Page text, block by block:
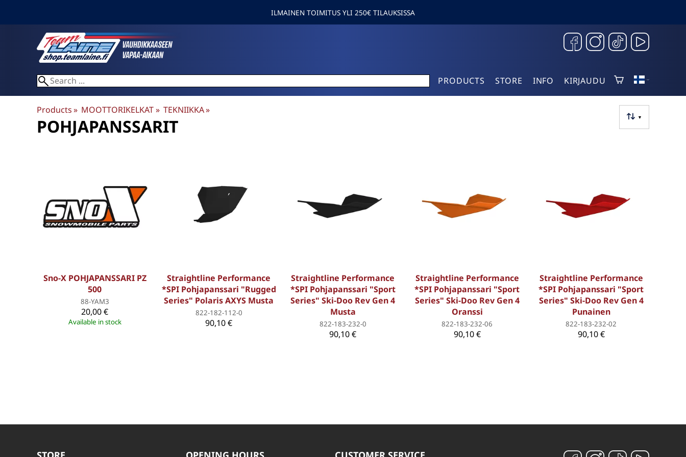
ILMAINEN TOIMITUS YLI 250€ TILAUKSISSA
PRODUCTS STORE INFO KIRJAUDU
Products‪» MOOTTORIKELKAT‪» TEKNIIKKA‪»
▼
POHJAPANSSARIT
Sno-X POHJAPANSSARI PZ
500
88-YAM3
20,00 €
Available in stock
Straightline Performance
*SPI Pohjapanssari "Rugged
Series" Polaris AXYS Musta
822-182-112-0
90,10 €
Straightline Performance
*SPI Pohjapanssari "Sport
Series" Ski-Doo Rev Gen 4
Musta
822-183-232-0
90,10 €
Straightline Performance
*SPI Pohjapanssari "Sport
Series" Ski-Doo Rev Gen 4
Oranssi
822-183-232-06
90,10 €
Straightline Performance
*SPI Pohjapanssari "Sport
Series" Ski-Doo Rev Gen 4
Punainen
822-183-232-02
90,10 €